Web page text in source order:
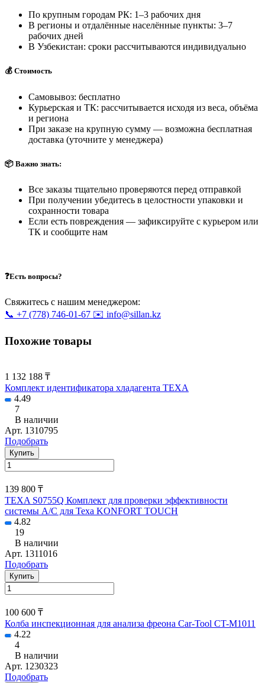
По крупным городам РК: 1–3 рабочих дня
В регионы и отдалённые населённые пункты: 3–7
рабочих дней
В Узбекистан: сроки рассчитываются индивидуально
💰 Стоимость
Самовывоз: бесплатно
Курьерская и ТК: рассчитывается исходя из веса, объёма
и региона
При заказе на крупную сумму — возможна бесплатная
доставка (уточните у менеджера)
📦 Важно знать:
Все заказы тщательно проверяются перед отправкой
При получении убедитесь в целостности упаковки и
сохранности товара
Если есть повреждения — зафиксируйте с курьером или
ТК и сообщите нам
❓Есть вопросы?
Свяжитесь с нашим менеджером:
📞 +7 (778) 746-01-67 ✉️ info@sillan.kz
Похожие товары
1 132 188 ₸
Комплект идентификатора хладагента TEXA
4.49
7
В наличии
Арт. 1310795
Подобрать
Купить
139 800 ₸
TEXA S0755Q Комплект для проверки эффективности
системы А/С для Texa KONFORT TOUCH
4.82
19
В наличии
Арт. 1311016
Подобрать
Купить
100 600 ₸
Колба инспекционная для анализа фреона Car-Tool CT-M1011
4.22
4
В наличии
Арт. 1230323
Подобрать